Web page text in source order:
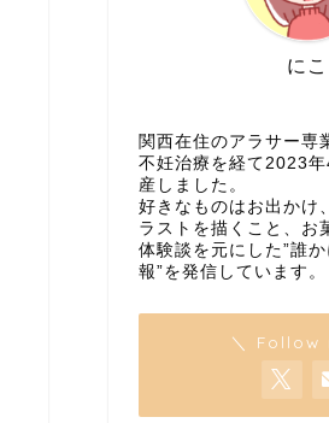
にこ
関西在住のアラサー専
不妊治療を経て2023
産しました。
好きなものはお出かけ
ラストを描くこと、お
体験談を元にした”誰
報”を発信しています。
＼ Follow